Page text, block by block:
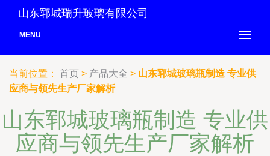
山东郓城瑞升玻璃有限公司
MENU
当前位置： 首页 > 产品大全 > 山东郓城玻璃瓶制造 专业供
应商与领先生产厂家解析
山东郓城玻璃瓶制造 专业供
应商与领先生产厂家解析